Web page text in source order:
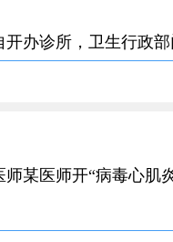
办诊所，卫生行政部
某医师开“病毒心肌